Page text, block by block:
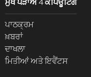
ਮੁੱਖ ਪੜਾਅ 4 ਕੰਪਿਊਟਿੰਗ
ਪਾਠਕ੍ਰਮ
ਖ਼ਬਰਾਂ
ਦਾਖਲਾ
ਮਿਤੀਆਂ ਅਤੇ ਇਵੈਂਟਸ